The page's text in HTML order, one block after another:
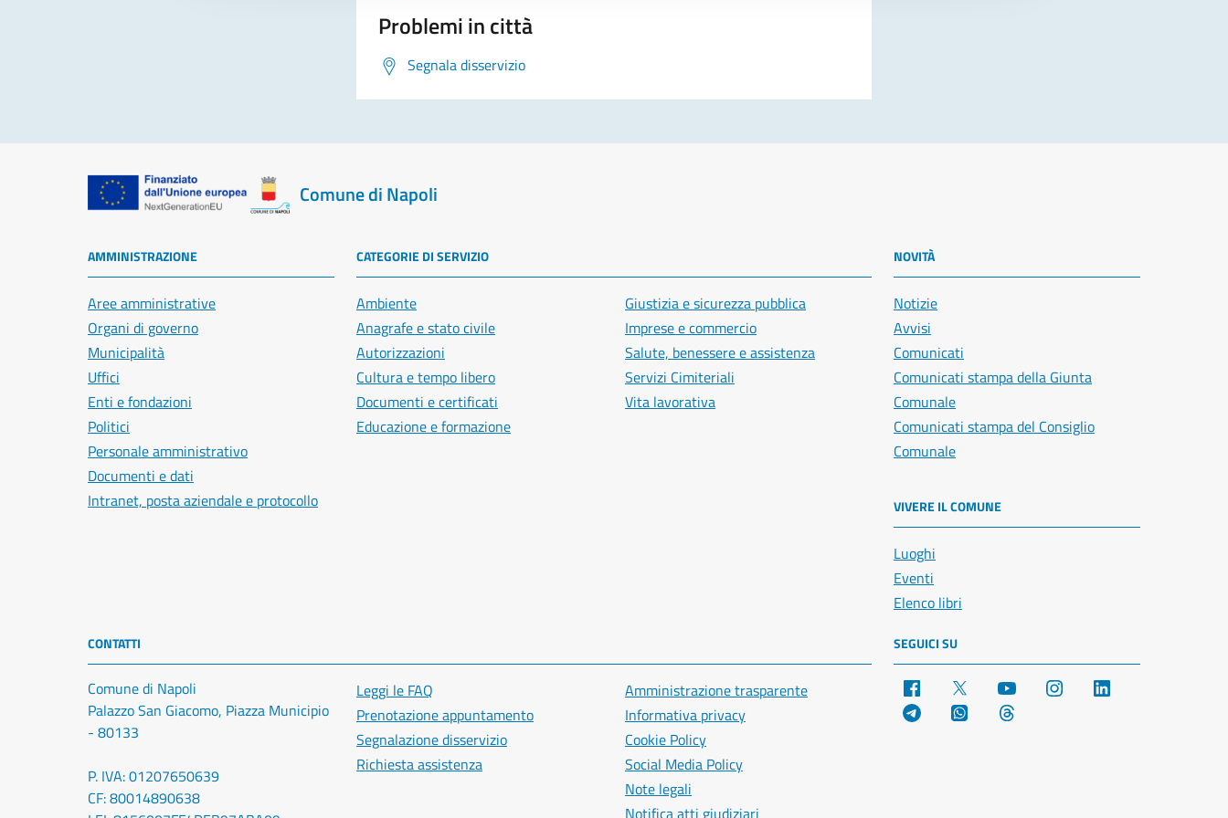
Problemi in città
Segnala disservizio
Comune di Napoli
AMMINISTRAZIONE
Aree amministrative
Organi di governo
Municipalità
Uffici
Enti e fondazioni
Politici
Personale amministrativo
Documenti e dati
Intranet, posta aziendale e protocollo
CATEGORIE DI SERVIZIO
Ambiente
Anagrafe e stato civile
Autorizzazioni
Cultura e tempo libero
Documenti e certificati
Educazione e formazione
Giustizia e sicurezza pubblica
Imprese e commercio
Salute, benessere e assistenza
Servizi Cimiteriali
Vita lavorativa
NOVITÀ
Notizie
Avvisi
Comunicati
Comunicati stampa della Giunta
Comunale
Comunicati stampa del Consiglio
Comunale
VIVERE IL COMUNE
Luoghi
Eventi
Elenco libri
CONTATTI
Comune di Napoli
Palazzo San Giacomo, Piazza Municipio
- 80133
P. IVA: 01207650639
CF: 80014890638
Leggi le FAQ
Prenotazione appuntamento
Segnalazione disservizio
Richiesta assistenza
Amministrazione trasparente
Informativa privacy
Cookie Policy
Social Media Policy
Note legali
SEGUICI SU
Facebook YouTube Instagram
Telegram WhatsApp